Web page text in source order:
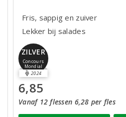
Fris, sappig en zuiver
Lekker bij salades
ZILVER
Concours
Mondial
2024
6,85
Vanaf 12 flessen 6,28 per fles